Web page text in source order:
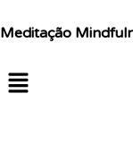
Meditação